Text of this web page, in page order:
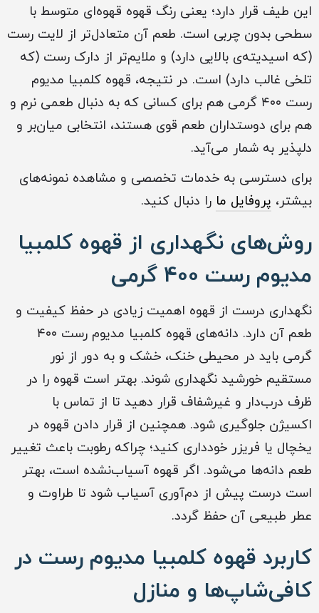
این طیف قرار دارد؛ یعنی رنگ قهوه قهوه‌ای متوسط با
سطحی بدون چربی است. طعم آن متعادل‌تر از لایت رست
(که اسیدیته‌ی بالایی دارد) و ملایم‌تر از دارک رست (که
تلخی غالب دارد) است. در نتیجه، قهوه کلمبیا مدیوم
رست ۴۰۰ گرمی هم برای کسانی که به دنبال طعمی نرم و
هم برای دوستداران طعم قوی هستند، انتخابی میان‌بر و
دلپذیر به شمار می‌آید.
برای دسترسی به خدمات تخصصی و مشاهده نمونه‌های
بیشتر، پروفایل ما را دنبال کنید.
روش‌های نگهداری از قهوه کلمبیا
مدیوم رست 400 گرمی
نگهداری درست از قهوه اهمیت زیادی در حفظ کیفیت و
طعم آن دارد. دانه‌های قهوه کلمبیا مدیوم رست ۴۰۰
گرمی باید در محیطی خنک، خشک و به دور از نور
مستقیم خورشید نگهداری شوند. بهتر است قهوه را در
ظرف درب‌دار و غیرشفاف قرار دهید تا از تماس با
اکسیژن جلوگیری شود. همچنین از قرار دادن قهوه در
یخچال یا فریزر خودداری کنید؛ چراکه رطوبت باعث تغییر
طعم دانه‌ها می‌شود. اگر قهوه آسیاب‌نشده است، بهتر
است درست پیش از دم‌آوری آسیاب شود تا طراوت و
عطر طبیعی آن حفظ گردد.
کاربرد قهوه کلمبیا مدیوم رست در
کافی‌شاپ‌ها و منازل